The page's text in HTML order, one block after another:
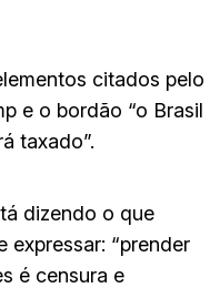
citados pelo
e o bordão “o Brasil
taxado”.
dizendo o que
expressar: “prender
é censura e